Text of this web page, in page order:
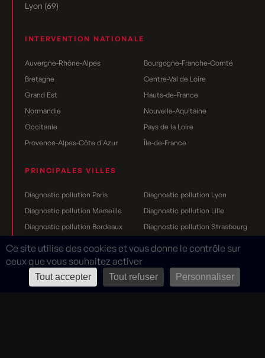
Lyon (69)
INTERVENTION NATIONALE
Auvergne-Rhône-Alpes
Bourgogne-Franche-Comté
Bretagne
Centre-Val de Loire
Grand Est
Hauts-de-France
Normandie
Nouvelle-Aquitaine
Occitanie
Pays de la Loire
Provence-Alpes-Côte d'Azur
Île-de-France
PRINCIPALES VILLES
Diagnostic pollution Paris
Diagnostic pollution Lyon
Diagnostic pollution Marseille
Diagnostic pollution Lille
Diagnostic pollution Bordeaux
Diagnostic pollution Strasbourg
Diagnostic pollution Nantes
Diagnostic pollution Toulouse
Diagnostic pollution Grenoble
Diagnostic pollution Dijon
Diagnostic pollution Reims
Ce site utilise des cookies et vous donne le contrôle sur
ceux que vous souhaitez activer
Tout accepter Tout refuser Personnaliser